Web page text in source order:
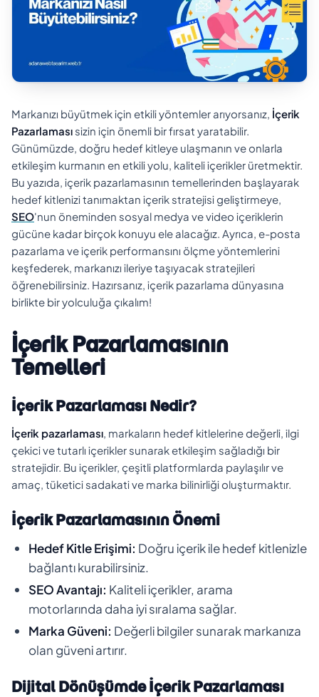
Markanızı büyütmek için etkili yöntemler arıyorsanız, İçerik
Pazarlaması sizin için önemli bir fırsat yaratabilir.
Günümüzde, doğru hedef kitleye ulaşmanın ve onlarla
etkileşim kurmanın en etkili yolu, kaliteli içerikler üretmektir.
Bu yazıda, içerik pazarlamasının temellerinden başlayarak
hedef kitlenizi tanımaktan içerik stratejisi geliştirmeye,
SEO'nun öneminden sosyal medya ve video içeriklerin
gücüne kadar birçok konuyu ele alacağız. Ayrıca, e-posta
pazarlama ve içerik performansını ölçme yöntemlerini
keşfederek, markanızı ileriye taşıyacak stratejileri
öğrenebilirsiniz. Hazırsanız, içerik pazarlama dünyasına
birlikte bir yolculuğa çıkalım!
İçerik Pazarlamasının
Temelleri
İçerik Pazarlaması Nedir?
İçerik pazarlaması, markaların hedef kitlelerine değerli, ilgi
çekici ve tutarlı içerikler sunarak etkileşim sağladığı bir
stratejidir. Bu içerikler, çeşitli platformlarda paylaşılır ve
amaç, tüketici sadakati ve marka bilinirliği oluşturmaktır.
İçerik Pazarlamasının Önemi
Hedef Kitle Erişimi: Doğru içerik ile hedef kitlenizle
bağlantı kurabilirsiniz.
SEO Avantajı: Kaliteli içerikler, arama
motorlarında daha iyi sıralama sağlar.
Marka Güveni: Değerli bilgiler sunarak markanıza
olan güveni artırır.
Dijital Dönüşümde İçerik Pazarlaması